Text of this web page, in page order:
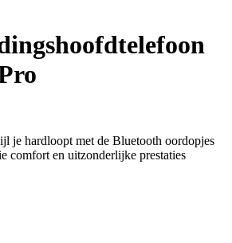
je hardloopt met de Bluetooth oordopjes
comfort en uitzonderlijke prestaties